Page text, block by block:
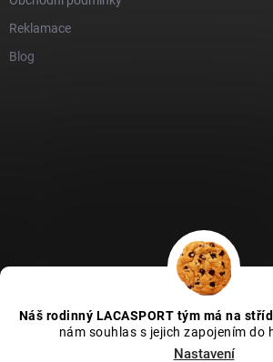
Náš rodinný LACASPORT tým má na
nám souhlas s jejich zapojením do
Nastavení
Reklamace
Blog
Zboží recenze
Kamenná prodejna -